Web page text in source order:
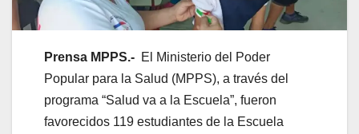
Prensa MPPS.- El Ministerio del Poder
Popular para la Salud (MPPS), a través del
programa “Salud va a la Escuela”, fueron
favorecidos 119 estudiantes de la Escuela